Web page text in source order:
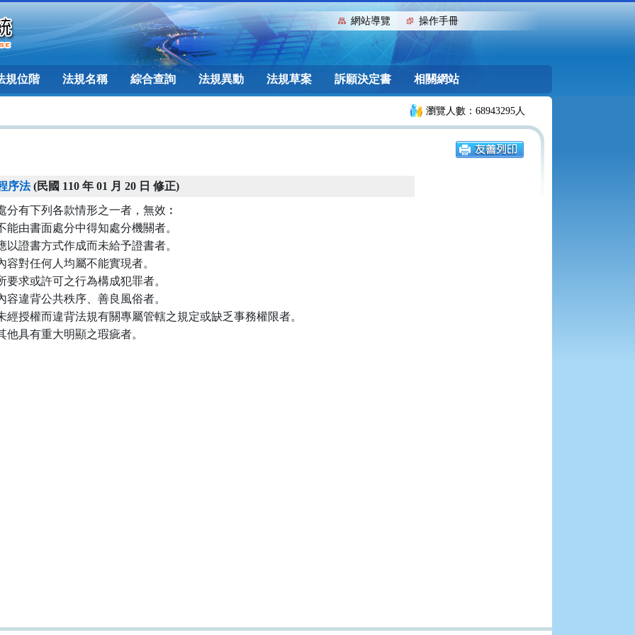
::: 網站導覽 操作手冊
規位階 法規名稱 綜合查詢 法規異動 法規草案 訴願決定書 相關網站
瀏覽人數：68943295人
序法(民國 110 年 01 月 20 日 修正)
分有下列各款情形之一者，無效︰
能由書面處分中得知處分機關者。
以證書方式作成而未給予證書者。
容對任何人均屬不能實現者。
要求或許可之行為構成犯罪者。
容違背公共秩序、善良風俗者。
經授權而違背法規有關專屬管轄之規定或缺乏事務權限者。
他具有重大明顯之瑕疵者。